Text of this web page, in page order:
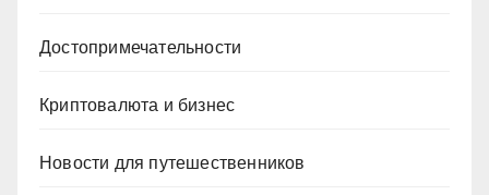
Достопримечательности
Криптовалюта и бизнес
Новости для путешественников